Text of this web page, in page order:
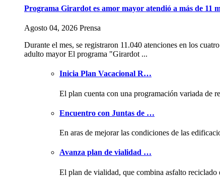
Programa Girardot es amor mayor atendió a más de 11
Agosto 04, 2026 Prensa
Durante el mes, se registraron 11.040 atenciones en los
adulto mayor El programa "Girardot ...
Inicia Plan Vacacional R…
El plan cuenta con una programación variada de
Encuentro con Juntas de …
En aras de mejorar las condiciones de las
Avanza plan de vialidad …
El plan de vialidad, que combina asfalto